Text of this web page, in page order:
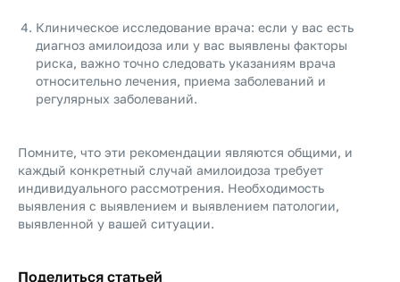
Клиническое исследование врача: если у вас есть
диагноз амилоидоза или у вас выявлены факторы
риска, важно точно следовать указаниям врача
относительно лечения, приема заболеваний и
регулярных заболеваний.
Помните, что эти рекомендации являются общими, и
каждый конкретный случай амилоидоза требует
индивидуального рассмотрения. Необходимость
выявления с выявлением и выявлением патологии,
выявленной у вашей ситуации.
Поделиться статьей